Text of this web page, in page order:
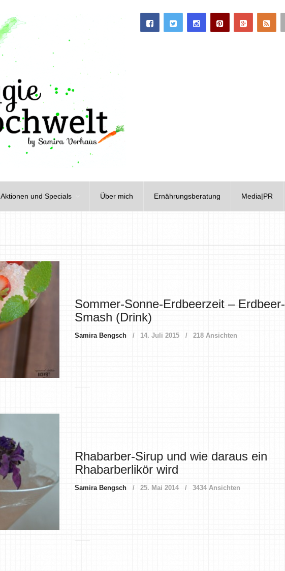
Aktionen und Specials Über mich Ernährungsberatung Media|PR
Sommer-Sonne-Erdbeerzeit – Erdbeer-
Smash (Drink)
Samira Bengsch 14. Juli 2015 218 Ansichten
Rhabarber-Sirup und wie daraus ein
Rhabarberlikör wird
Samira Bengsch 25. Mai 2014 3434 Ansichten